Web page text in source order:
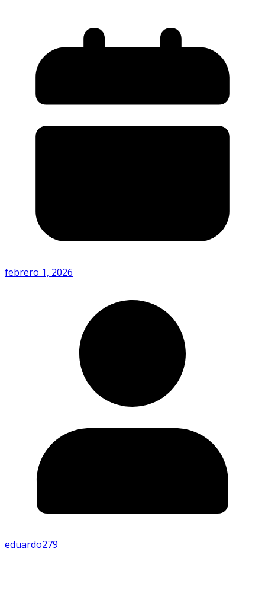
febrero 1, 2026
eduardo279